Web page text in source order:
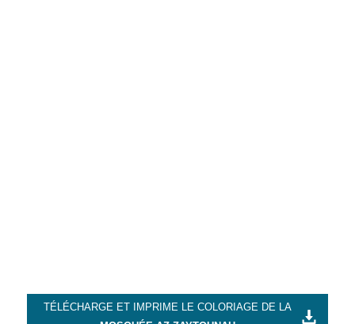
TÉLÉCHARGE ET IMPRIME LE COLORIAGE DE LA